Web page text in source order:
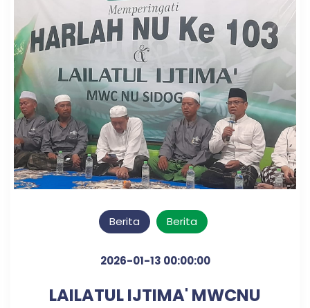
Berita Berita
2026-01-13 00:00:00
LAILATUL IJTIMA' MWCNU